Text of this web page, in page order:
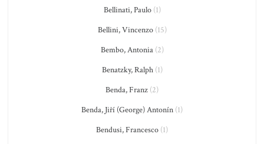
Bellinati, Paulo(1)
Bellini, Vincenzo(15)
Bembo, Antonia(2)
Benatzky, Ralph(1)
Benda, Franz (2)
Benda, Jiří (George) Antonín (1)
Bendusi, Francesco (1)